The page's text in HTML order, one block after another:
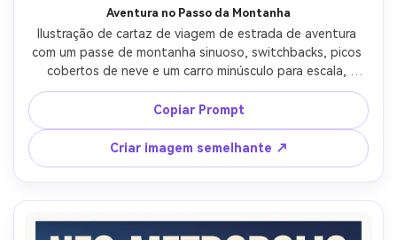
Aventura no Passo da Montanha
Ilustração de cartaz de viagem de estrada de aventura
com um passe de montanha sinuoso, switchbacks, picos
cobertos de neve e um carro minúsculo para escala,
iconografia de emblema ousada (bússola, elevação,
marcador de milha), paleta de cores robusta (verde
floresta, azul ardósia, creme), impressão de tinta
texturizada, tipografia forte do título com uma data
carimbada na parte inferior, lente de 85mm, profundidade
de campo rasa, iluminação cinematográfica suave-AR 4:5
Copiar Prompt
Criar imagem semelhante ↗